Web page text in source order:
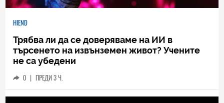
HIEND
Трябва ли да се доверяваме на ИИ в
търсенето на извънземен живот? Учените
не са убедени
0 | ПРЕДИ 3 Ч.